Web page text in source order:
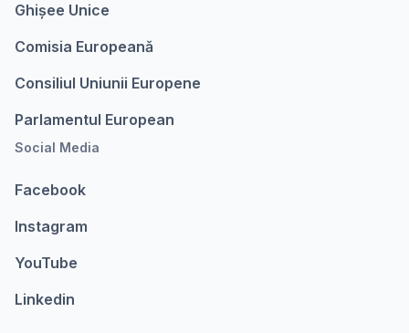
Ghișee Unice
Comisia Europeanǎ
Consiliul Uniunii Europene
Parlamentul European
Social Media
Facebook
Instagram
YouTube
Linkedin